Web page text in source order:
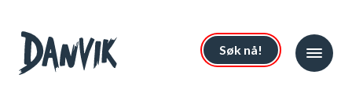
Søk nå!